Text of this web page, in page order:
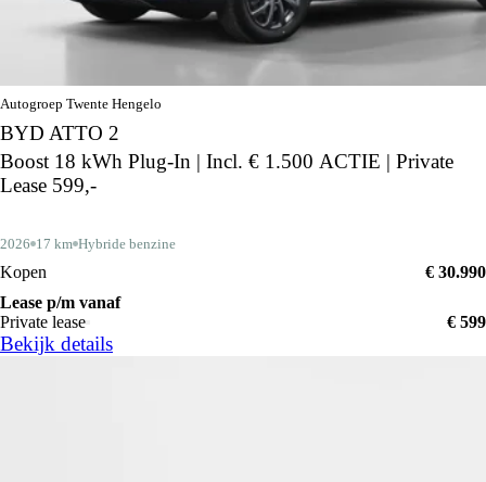
Autogroep Twente Hengelo
BYD ATTO 2
Boost 18 kWh Plug-In | Incl. € 1.500 ACTIE | Private
Lease 599,-
2026 17 km Hybride benzine
Kopen
€ 30.990
Lease p/m vanaf
Private lease
€ 599
Bekijk details